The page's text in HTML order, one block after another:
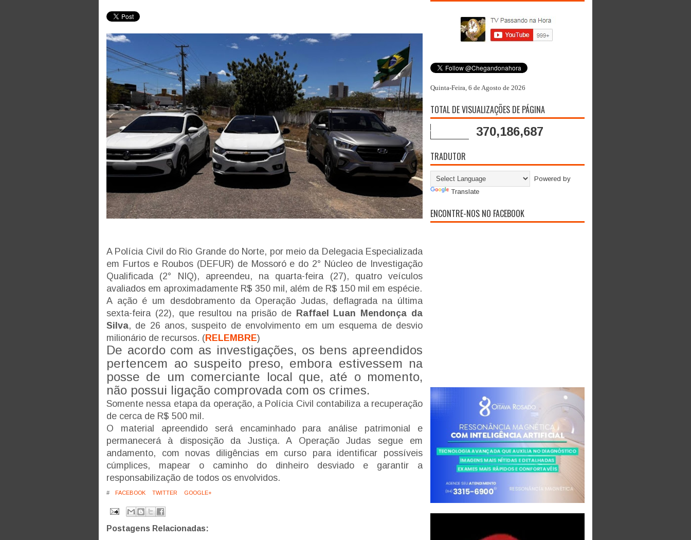
A Polícia Civil do Rio Grande do Norte, por meio da Delegacia Especializada
em Furtos e Roubos (DEFUR) de Mossoró e do 2° Núcleo de Investigação
Qualificada (2° NIQ), apreendeu, na quarta-feira (27), quatro veículos
avaliados em aproximadamente R$ 350 mil, além de R$ 150 mil em espécie.
A ação é um desdobramento da Operação Judas, deflagrada na última
sexta-feira (22), que resultou na prisão de Raffael Luan Mendonça da
Silva, de 26 anos, suspeito de envolvimento em um esquema de desvio
milionário de recursos. (RELEMBRE)
De acordo com as investigações, os bens apreendidos
pertencem ao suspeito preso, embora estivessem na
posse de um comerciante local que, até o momento,
não possui ligação comprovada com os crimes.
Somente nessa etapa da operação, a Polícia Civil contabiliza a recuperação
de cerca de R$ 500 mil.
O material apreendido será encaminhado para análise patrimonial e
permanecerá à disposição da Justiça. A Operação Judas segue em
andamento, com novas diligências em curso para identificar possíveis
cúmplices, mapear o caminho do dinheiro desviado e garantir a
responsabilização de todos os envolvidos.
# FACEBOOK TWITTER GOOGLE+
Postagens Relacionadas:
Quinta-Feira, 6 de Agosto de 2026
TOTAL DE VISUALIZAÇÕES DE PÁGINA
370,186,687
TRADUTOR
Powered by
Translate
ENCONTRE-NOS NO FACEBOOK